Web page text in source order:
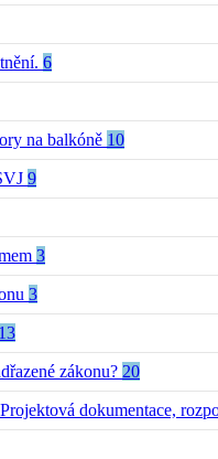
6
na balkóně 10
9
3
3
13
zákonu? 20
dokumentace,